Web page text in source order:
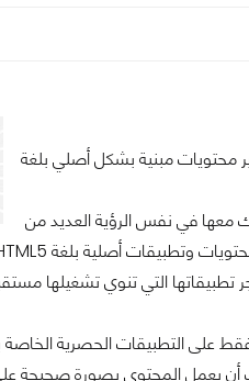
محتويات مبنية بشكل أصلي بلغة
معها في نفس الرؤية العديد من